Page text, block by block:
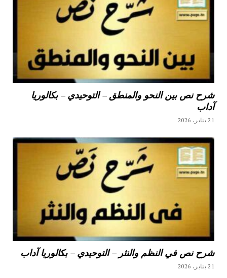
شرح نص بين النحو والمنطق – التوحيدي – بكالوريا
آداب
21 يناير، 2026
شرح نص في النظم والنثر – التوحيدي – بكالوريا آداب
21 يناير، 2026